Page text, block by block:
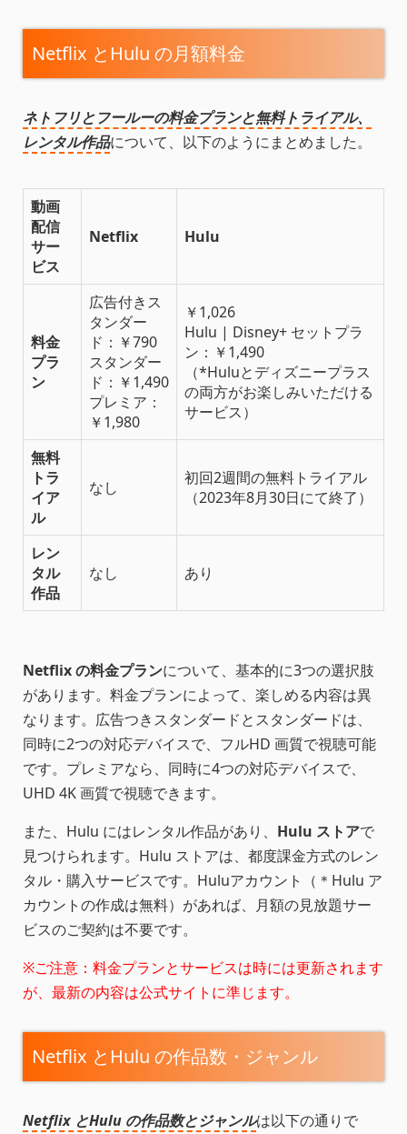
Netflix とHulu の月額料金
ネトフリとフールーの料金プランと無料トライアル、
レンタル作品について、以下のようにまとめました。
動画
配信
サー
ビス
Netflix Hulu
料金
プラ
ン
広告付きス
タンダー
ド：￥790
スタンダー
ド：￥1,490
プレミア：
￥1,980
￥1,026
Hulu | Disney+ セットプラ
ン：￥1,490
（*Huluとディズニープラス
の両方がお楽しみいただける
サービス）
無料
トラ
イア
ル
なし
初回2週間の無料トライアル
（2023年8月30日にて終了）
レン
タル
作品
なし あり
Netflix の料金プランについて、基本的に3つの選択肢
があります。料金プランによって、楽しめる内容は異
なります。広告つきスタンダードとスタンダードは、
同時に2つの対応デバイスで、フルHD 画質で視聴可能
です。プレミアなら、同時に4つの対応デバイスで、
UHD 4K 画質で視聴できます。
また、Hulu にはレンタル作品があり、 Hulu ストアで
見つけられます。Hulu ストアは、都度課金方式のレン
タル・購入サービスです。Huluアカウント（＊Hulu ア
カウントの作成は無料）があれば、月額の見放題サー
ビスのご契約は不要です。
※ご注意：料金プランとサービスは時には更新されます
が、最新の内容は公式サイトに準じます。
Netflix とHulu の作品数・ジャンル
Netflix とHulu の作品数とジャンルは以下の通りで